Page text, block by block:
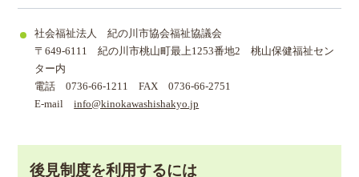
社会福祉法人 紀の川市協会福祉協議会
〒649-6111 紀の川市桃山町最上1253番地2 桃山保健福祉セン
ター内
電話 0736-66-1211 FAX 0736-66-2751
E-mailinfo@kinokawashishakyo.jp
後見制度を利用するには